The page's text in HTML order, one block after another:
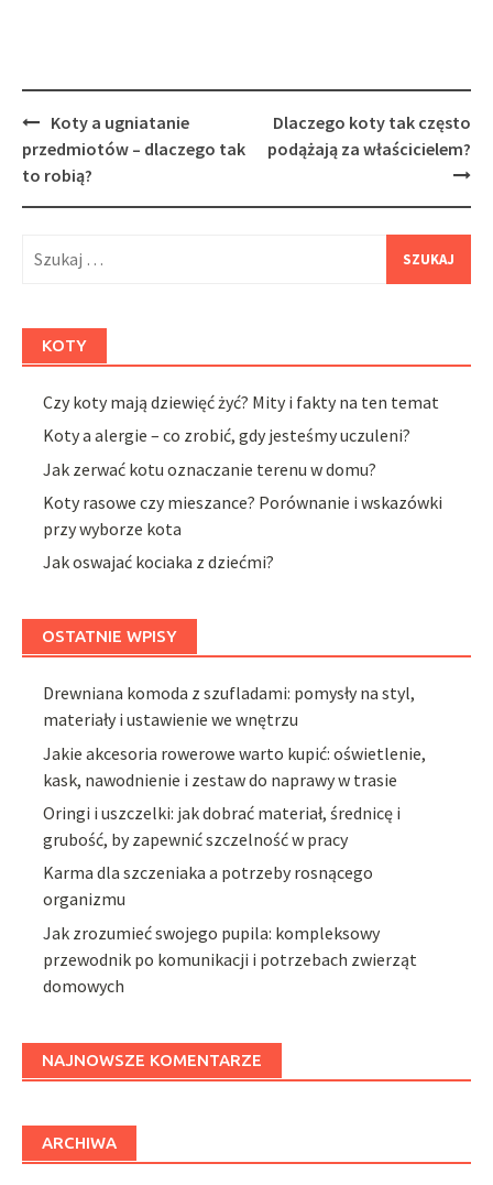
Post
navigation
Koty a ugniatanie
przedmiotów – dlaczego tak
to robią?
Dlaczego koty tak często
podążają za właścicielem?
KOTY
Czy koty mają dziewięć żyć? Mity i fakty na ten temat
Koty a alergie – co zrobić, gdy jesteśmy uczuleni?
Jak zerwać kotu oznaczanie terenu w domu?
Koty rasowe czy mieszance? Porównanie i wskazówki
przy wyborze kota
Jak oswajać kociaka z dziećmi?
OSTATNIE WPISY
Drewniana komoda z szufladami: pomysły na styl,
materiały i ustawienie we wnętrzu
Jakie akcesoria rowerowe warto kupić: oświetlenie,
kask, nawodnienie i zestaw do naprawy w trasie
Oringi i uszczelki: jak dobrać materiał, średnicę i
grubość, by zapewnić szczelność w pracy
Karma dla szczeniaka a potrzeby rosnącego
organizmu
Jak zrozumieć swojego pupila: kompleksowy
przewodnik po komunikacji i potrzebach zwierząt
domowych
NAJNOWSZE KOMENTARZE
ARCHIWA